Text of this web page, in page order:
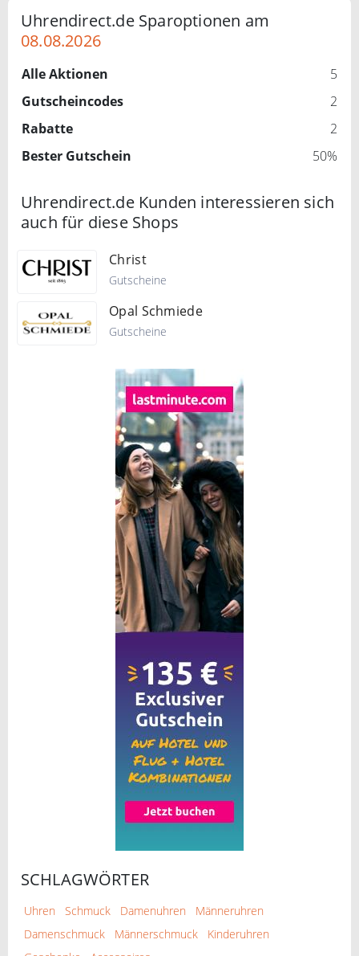
Uhrendirect.de Sparoptionen am
08.08.2026
Alle Aktionen
5
Gutscheincodes
2
Rabatte
2
Bester Gutschein
50%
Uhrendirect.de Kunden interessieren sich
auch für diese Shops
Christ
Gutscheine
Opal Schmiede
Gutscheine
SCHLAGWÖRTER
Uhren Schmuck Damenuhren
Männeruhren
Damenschmuck
Männerschmuck
Kinderuhren